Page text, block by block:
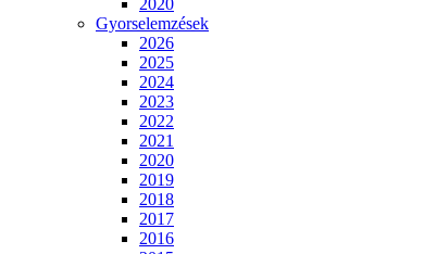
2020
Gyorselemzések
2026
2025
2024
2023
2022
2021
2020
2019
2018
2017
2016